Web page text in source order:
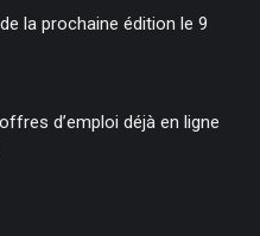
la prochaine édition le 9
d’emploi déjà en ligne